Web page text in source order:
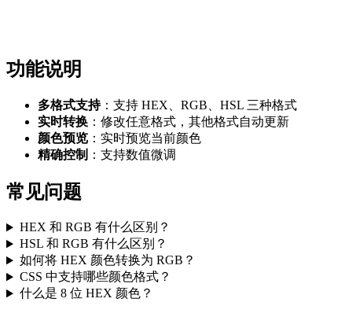
功能说明
多格式支持：支持 HEX、RGB、HSL 三种格式
实时转换 ：修改任意格式，其他格式自动更新
颜色预览 ：实时预览当前颜色
精确控制 ：支持数值微调
常见问题
HEX 和 RGB 有什么区别？
HSL 和 RGB 有什么区别？
如何将 HEX 颜色转换为 RGB？
CSS 中支持哪些颜色格式？
什么是 8 位 HEX 颜色？